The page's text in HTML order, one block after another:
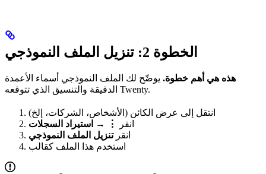
الخطوة 2: تنزيل الملف النموذجي
هذه هي أهم خطوة. يوضّح لك الملف النموذجي أسماء الأعمدة
الدقيقة والتنسيق الذي تتوقعه Twenty.
انتقل إلى عرض الكائن (الأشخاص، الشركات، إلخ)
انقر
⋮
→
استيراد السجلات
انقرتنزيل الملف النموذجي
استخدم هذا الملف كقالب